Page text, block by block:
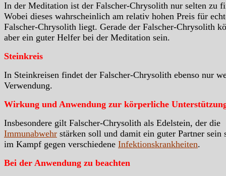
In der Meditation ist der Falscher-Chrysolith nur selten zu
Wobei dieses wahrscheinlich am relativ hohen Preis für
Falscher-Chrysolith liegt. Gerade der Falscher-Chrysolith
aber ein guter Helfer bei der Meditation sein.
Steinkreis
In Steinkreisen findet der Falscher-Chrysolith ebenso nur
Verwendung.
Wirkung und Anwendung zur körperliche
Insbesondere gilt Falscher-Chrysolith als Edelstein, der die
Immunabwehr stärken soll und damit ein guter Partner sein
im Kampf gegen verschiedene Infektionskrankheiten.
Bei der Anwendung zu beachten